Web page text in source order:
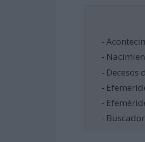
-
-
- Decesos
-
-
-